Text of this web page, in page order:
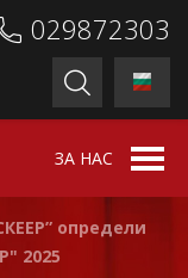
029872303
ЗА НАС
определи
2025